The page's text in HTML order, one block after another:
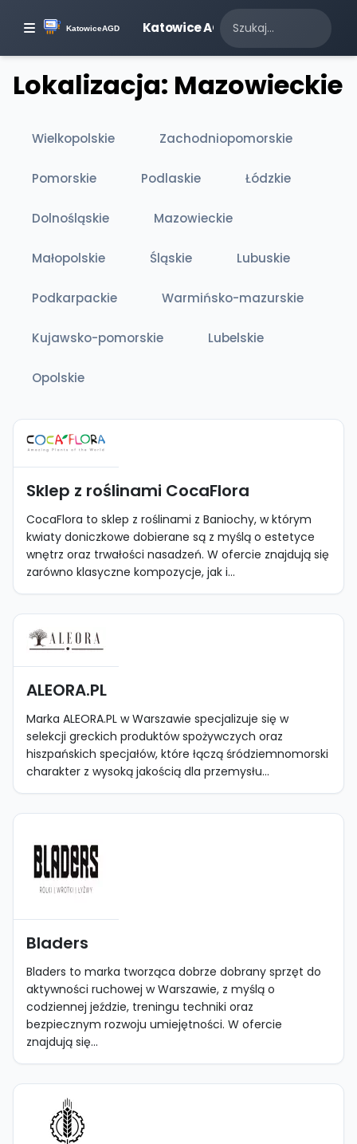
Katowice AGD
Lokalizacja: Mazowieckie
Wielkopolskie Zachodniopomorskie
Pomorskie Podlaskie Łódzkie
Dolnośląskie Mazowieckie
Małopolskie Śląskie Lubuskie
Podkarpackie Warmińsko-mazurskie
Kujawsko-pomorskie Lubelskie
Opolskie
Sklep z roślinami CocaFlora
CocaFlora to sklep z roślinami z Baniochy, w którym
kwiaty doniczkowe dobierane są z myślą o estetyce
wnętrz oraz trwałości nasadzeń. W ofercie znajdują się
zarówno klasyczne kompozycje, jak i...
ALEORA.PL
Marka ALEORA.PL w Warszawie specjalizuje się w
selekcji greckich produktów spożywczych oraz
hiszpańskich specjałów, które łączą śródziemnomorski
charakter z wysoką jakością dla przemysłu...
Bladers
Bladers to marka tworząca dobrze dobrany sprzęt do
aktywności ruchowej w Warszawie, z myślą o
codziennej jeździe, treningu techniki oraz
bezpiecznym rozwoju umiejętności. W ofercie
znajdują się...